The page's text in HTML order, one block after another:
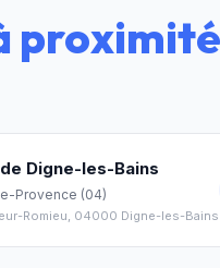
proximité
Digne-les-Bains
Provence (04)
Romieu, 04000 Digne-les-Bains